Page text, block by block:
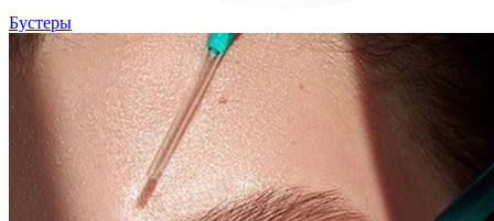
Бустеры